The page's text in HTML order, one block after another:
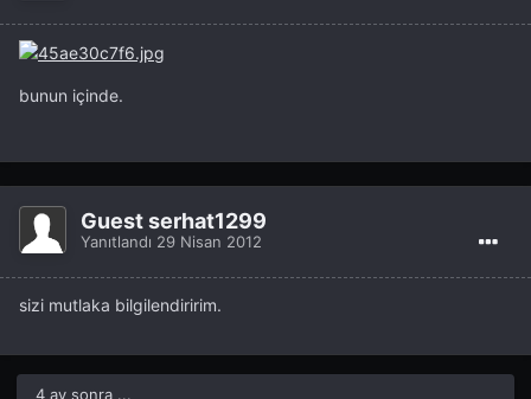
bunun içinde.
Guest serhat1299
Yanıtlandı 29 Nisan 2012
sizi mutlaka bilgilendiririm.
4 ay sonra ...